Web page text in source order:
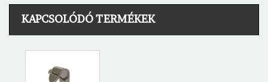
KAPCSOLÓDÓ TERMÉKEK